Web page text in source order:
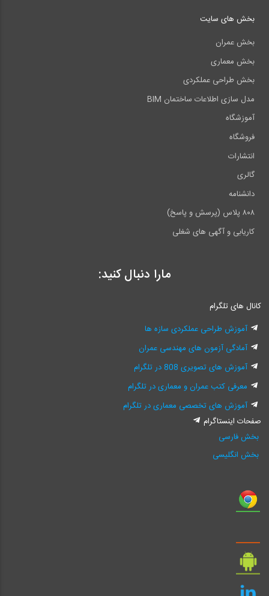
بخش های سایت
بخش عمران
بخش معماری
بخش طراحی عملکردی
مدل سازی اطلاعات ساختمان BIM
آموزشگاه
فروشگاه
انتشارات
گالری
دانشنامه
۸۰۸ پلاس (پرسش و پاسخ)
کاریابی و آگهی های شغلی
مارا دنبال کنید:
کانال های تلگرام
آموزش طراحی عملکردی سازه ها
آمادگی آزمون های مهندسی عمران
آموزش های تصویری 808 در تلگرام
معرفی کتب عمران و معماری در تلگرام
آموزش های تخصصی معماری در تلگرام
صفحات اینستاگرام
بخش فارسی
بخش انگلیسی